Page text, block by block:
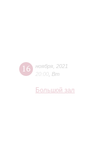
16 ноября 2021
20:00 Вт
Большой зал